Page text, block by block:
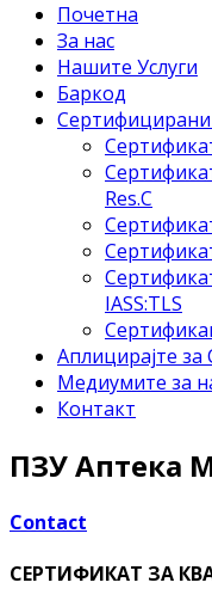
Почетна
За нас
Нашите Услуги
Баркод
Res.C
IASS:TLS
Аплицирајте
Медиумите за
Контакт
ПЗУ Аптека
Contact
СЕРТИФИКАТ ЗА